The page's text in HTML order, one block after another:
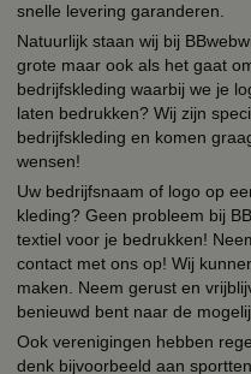
snelle levering garanderen.
Natuurlijk staan wij bij
grote maar ook als het gaat
bedrijfskleding waarbij we je
laten bedrukken? Wij zijn
bedrijfskleding en komen
wensen!
Uw bedrijfsnaam of logo op
kleding? Geen probleem bij
textiel voor je bedrukken!
contact met ons op! Wij
maken. Neem gerust en
benieuwd bent naar de
Ook verenigingen hebben
denk bijvoorbeeld aan